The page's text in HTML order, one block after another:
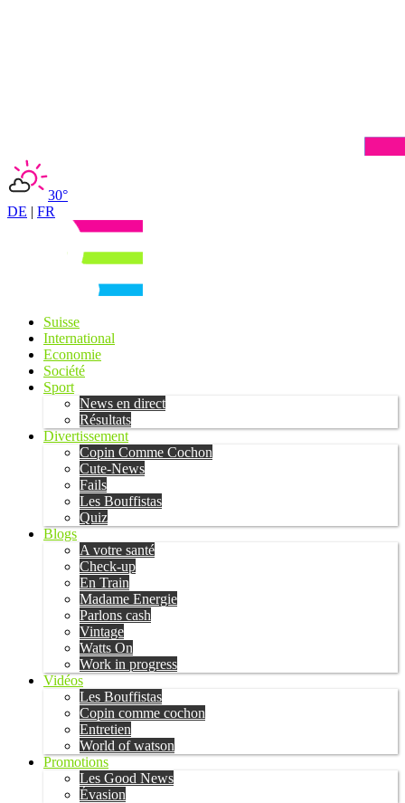
30°
DE | FR
Suisse
International
Economie
Société
Sport
News en direct
Résultats
Divertissement
Copin Comme Cochon
Cute-News
Fails
Les Bouffistas
Quiz
Blogs
A votre santé
Check-up
En Train
Madame Energie
Parlons cash
Vintage
Watts On
Work in progress
Vidéos
Les Bouffistas
Copin comme cochon
Entretien
World of watson
Promotions
Les Good News
Évasion